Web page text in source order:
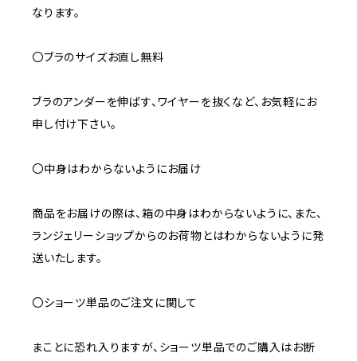
なります。
〇ブラのサイズお直し無料
ブラのアンダーを伸ばす、ワイヤーを抜くなど、お気軽にお
申し付け下さい。
〇中身はわからないようにお届け
商品をお届けの際は、箱の中身はわからないように、また、
ランジェリーショップからのお荷物とはわからないように発
送いたします。
〇ショーツ単品のご注文に関して
まことに恐れ入りますが、ショーツ単品でのご購入はお断